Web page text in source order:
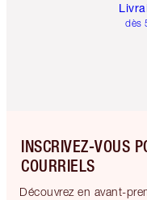
dès
INSCRIVEZ-VOUS
COURRIELS
Découvrez en avant-